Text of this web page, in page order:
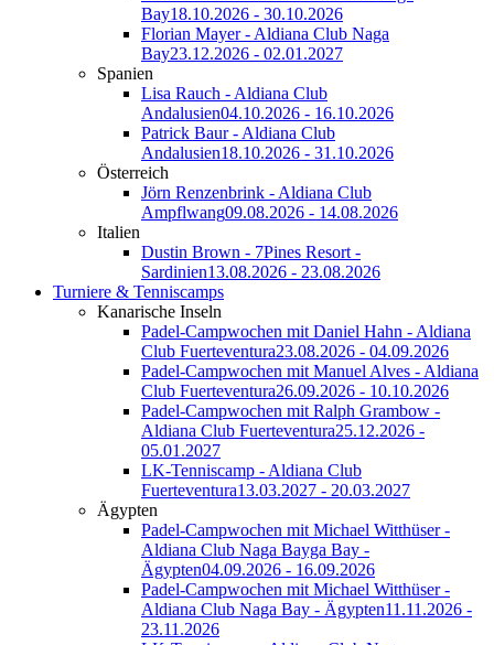
Bay18.10.2026 - 30.10.2026
Florian Mayer - Aldiana Club Naga
Bay23.12.2026 - 02.01.2027
Spanien
Lisa Rauch - Aldiana Club
Andalusien04.10.2026 - 16.10.2026
Patrick Baur - Aldiana Club
Andalusien18.10.2026 - 31.10.2026
Österreich
Jörn Renzenbrink - Aldiana Club
Ampflwang09.08.2026 - 14.08.2026
Italien
Dustin Brown - 7Pines Resort -
Sardinien13.08.2026 - 23.08.2026
Turniere & Tenniscamps
Kanarische Inseln
Padel-Campwochen mit Daniel Hahn - Aldiana
Club Fuerteventura23.08.2026 - 04.09.2026
Padel-Campwochen mit Manuel Alves - Aldiana
Club Fuerteventura26.09.2026 - 10.10.2026
Padel-Campwochen mit Ralph Grambow -
Aldiana Club Fuerteventura25.12.2026 -
05.01.2027
LK-Tenniscamp - Aldiana Club
Fuerteventura13.03.2027 - 20.03.2027
Ägypten
Padel-Campwochen mit Michael Witthüser -
Aldiana Club Naga Bayga Bay -
Ägypten04.09.2026 - 16.09.2026
Padel-Campwochen mit Michael Witthüser -
Aldiana Club Naga Bay - Ägypten11.11.2026 -
23.11.2026